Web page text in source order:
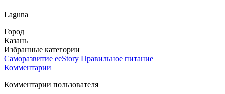
Laguna
Город
Казань
Избранные категории
Саморазвитие ееStory Правильное питание
Комментарии
Комментарии пользователя